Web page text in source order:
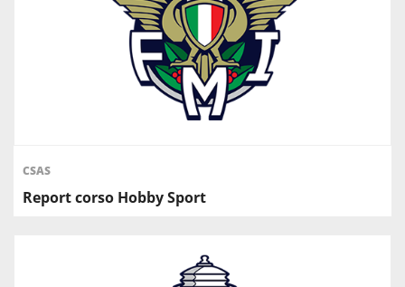
CSAS
Report corso Hobby Sport